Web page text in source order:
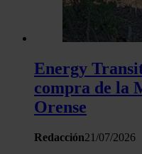
Energy
compra de la
Orense
Redacción21/07/2026